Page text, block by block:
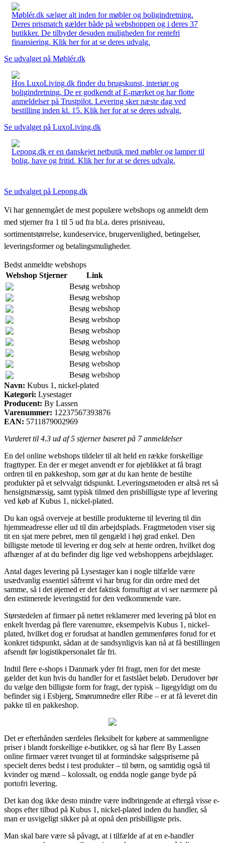
Møblér.dk sælger alt inden for møbler og boligindretning.
Deres prismatch gælder både på webshoppen og i deres 37
butikker. De tilbyder desuden muligheden for rentefri
finansiering. Klik her for at se deres udvalg.
Se udvalget på Møblér.dk
Hos LuxoLiving.dk finder du brugskunst, interiør og
boligindretning. De er godkendt af E-mærket og har flotte
anmeldelser på Trustpilot. Levering sker næste dag ved
bestilling inden kl. 15. Klik her for at se deres udvalg.
Se udvalget på LuxoLiving.dk
Lepong.dk er en danskejet netbutik med møbler og lamper til
bolig, have og fritid. Klik her for at se deres udvalg.
Se udvalget på Lepong.dk
Vi har gennemgået de mest populære webshops og anmeldt dem
med stjerner fra 1 til 5 ud fra bl.a. deres prisniveau,
sortimentstørrelse, kundeservice, brugervenlighed, betingelser,
leveringsformer og betalingsmuligheder.
Bedst anmeldte webshops
Webshop Stjerner
Link
Besøg webshop
Besøg webshop
Besøg webshop
Besøg webshop
Besøg webshop
Besøg webshop
Besøg webshop
Besøg webshop
Besøg webshop
Navn: Kubus 1, nickel-plated
Kategori: Lysestager
Producent: By Lassen
Varenummer: 12237567393876
EAN: 5711879002969
Vurderet til 4.3 ud af 5 stjerner baseret på 7anmeldelser
En del online webshops tildeler til alt held en række forskellige
fragttyper. En der er meget anvendt er for øjeblikket at få bragt
ordren til en pakkeshop, som gør at du kan hente de bestilte
produkter på et selvvalgt tidspunkt. Leveringsmetoden er altså ret så
hensigtsmæssig, samt typisk tilmed den prisbilligste type af levering
ved køb af Kubus 1, nickel-plated.
Du kan også overveje at bestille produkterne til levering til din
hjemmeadresse eller ud til din arbejdsplads. Fragtmetoden viser sig
tit en sjat mere pebret, men til gengæld i høj grad enkel. Den
billigste metode til levering er dog selv at hente ordren, hvilket dog
afhænger af at du befinder dig lige ved webshoppens arbejdslager.
Antal dages levering på Lysestager kan i nogle tilfælde være
usædvanlig essentiel såfremt vi har brug for din ordre med det
samme, så i det øjemed er det faktisk fornuftigt at vi ser nærmere på
den estimerede leveringstid for den vedkommende vare.
Størstedelen af firmaer på nettet reklamerer med levering på blot en
enkelt hverdag på flere varenumre, eksempelvis Kubus 1, nickel-
plated, hvilket dog er forudsat at handlen gemmenføres forud for et
konkret tidspunkt, sådan at de sandsynligvis kan nå at få bestillingen
afsendt før logistikpersonalet får fri.
Indtil flere e-shops i Danmark yder fri fragt, men for det meste
gælder det kun hvis du handler for et fastslået beløb. Derudover bør
du vælge den billigste form for fragt, der typisk – ligegyldigt om du
befinder sig i Esbjerg, Smørumnedre eller Ribe – er at få leveret din
pakke til en pakkeshop.
Det er efterhånden særdeles fleksibelt for købere at sammenligne
priser i blandt forskellige e-butikker, og så har flere By Lassen
online firmaer været tvunget til at formindske salgspriserne på
specielt deres bedst i test produkter – til børn, og samtidig også til
kvinder og mænd – kolossalt, og endda nogle gange byde på
portofri levering.
Det kan dog ikke desto mindre være indbringende at eftergå visse e-
shops efter tilbud på Kubus 1, nickel-plated inden du handler, så
man er usvigeligt sikker på at opnå den prisbilligste pris.
Man skal bare være så påvagt, at i tilfælde af at en e-handler